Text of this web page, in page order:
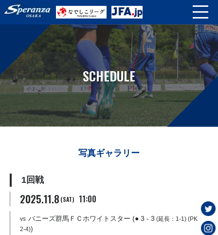
SCHEDULE
写真ギャラリー
1回戦
2025.11.8 (SAT) 11:00
vs バニーズ群馬ＦＣホワイトスター (● 3 - 3 (延長：1-1)(PK：
2-4))